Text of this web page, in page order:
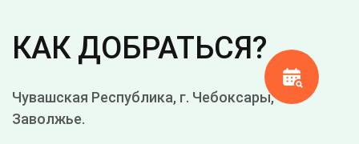
КАК ДОБРАТЬСЯ?
Чувашская Республика, г. Чебоксары,
Заволжье.